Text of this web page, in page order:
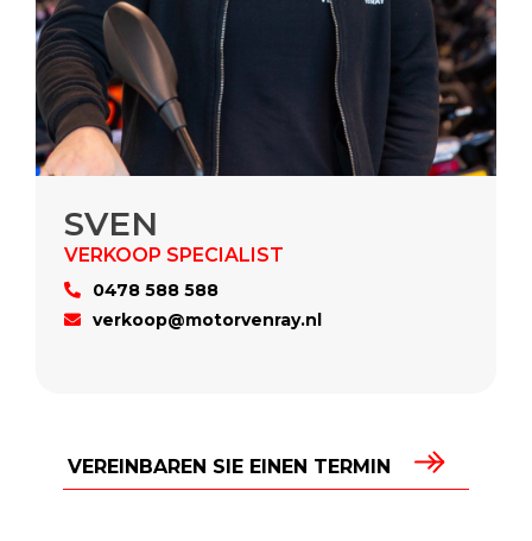
SVEN
0478 588 588
verkoop@motorvenray.nl
VEREINBAREN SIE EINEN TERMIN